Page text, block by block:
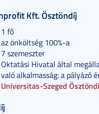
Kft. Ösztöndíj
1 fő
az önköltség 100%-a
7 szemeszter
Oktatási Hivatal által
való alkalmasság: a pályázó
Universitas-Szeged